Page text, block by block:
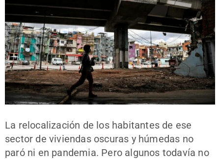
La relocalización de los habitantes de ese
sector de viviendas oscuras y húmedas no
paró ni en pandemia. Pero algunos todavía no